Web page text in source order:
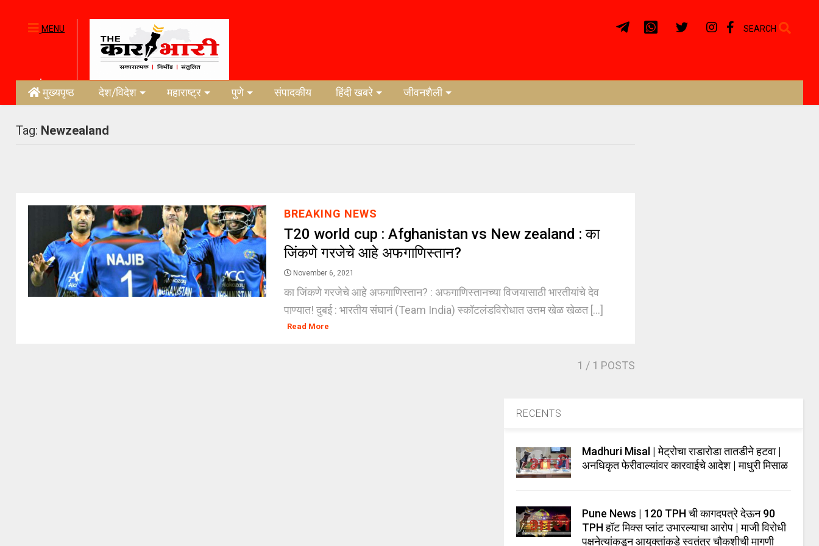
MENU SEARCH
मुख्यपृष्ठ देश/विदेश महाराष्ट्र पुणे संपादकीय हिंदी खबरे जीवनशैली
Tag: Newzealand
BREAKING NEWS
T20 world cup : Afghanistan vs New zealand : का
जिंकणे गरजेचे आहे अफगाणिस्तान?
November 6, 2021
का जिंकणे गरजेचे आहे अफगाणिस्तान? : अफगाणिस्तानच्या विजयासाठी भारतीयांचे देव
पाण्यात! दुबई : भारतीय संघानं (Team India) स्कॉटलंडविरोधात उत्तम खेळ खेळत [...]
Read More
1 / 1 POSTS
RECENTS
Madhuri Misal | मेट्रोचा राडारोडा तातडीने हटवा |
अनधिकृत फेरीवाल्यांवर कारवाईचे आदेश | माधुरी मिसाळ
Pune News | 120 TPH ची कागदपत्रे देऊन 90
TPH हॉट मिक्स प्लांट उभारल्याचा आरोप | माजी विरोधी
पक्षनेत्यांकडून आयुक्तांकडे स्वतंत्र चौकशीची मागणी